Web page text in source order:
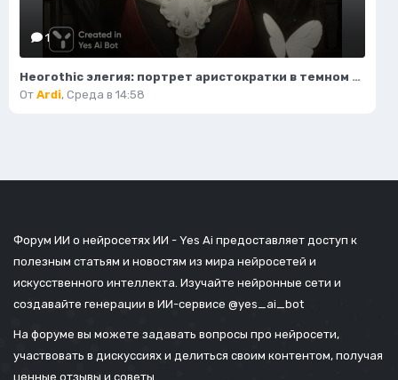
1
Неогothic элегия: портрет аристократки в темном величии библиотеки. Картинка из нейронной сети Миджорни
От Ardi, Среда в 14:58
Форум ИИ о нейросетях ИИ - Yes Ai предоставляет доступ к
полезным статьям и новостям из мира нейросетей и
искусственного интеллекта. Изучайте нейронные сети и
создавайте генерации в ИИ-сервисе @yes_ai_bot
На форуме вы можете задавать вопросы про нейросети,
участвовать в дискуссиях и делиться своим контентом, получая
ценные отзывы и советы.